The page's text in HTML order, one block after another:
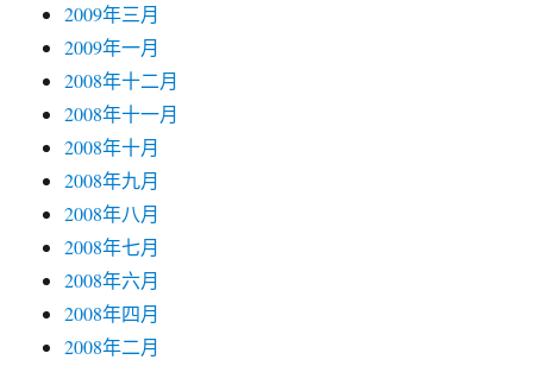
2009年三月
2009年一月
2008年十二月
2008年十一月
2008年十月
2008年九月
2008年八月
2008年七月
2008年六月
2008年四月
2008年二月